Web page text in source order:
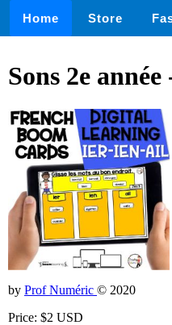
Home Store
Sons 2e année
by Prof Numéric © 2020
Price: $2 USD